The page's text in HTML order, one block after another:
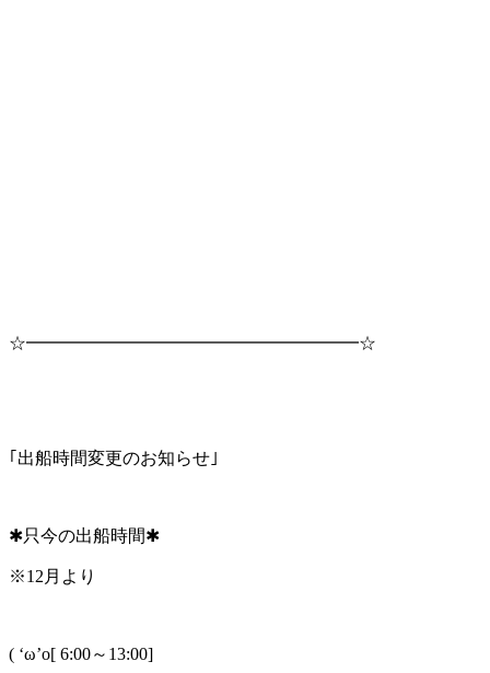
☆━━━━━━━━━━━━━━━━━━━☆
｢出船時間変更のお知らせ｣
✱只今の出船時間✱
※12月より
( ‘ω’o[ 6:00～13:00]